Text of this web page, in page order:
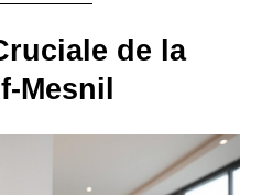
de la
Mesnil